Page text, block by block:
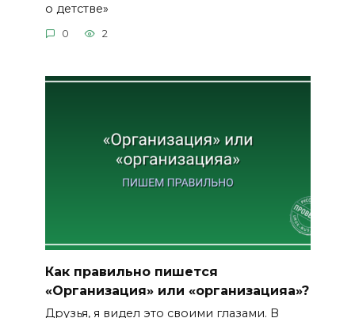
о детстве»
0 2
Как правильно пишется
«Организация» или «организацияа»?
Друзья, я видел это своими глазами. В